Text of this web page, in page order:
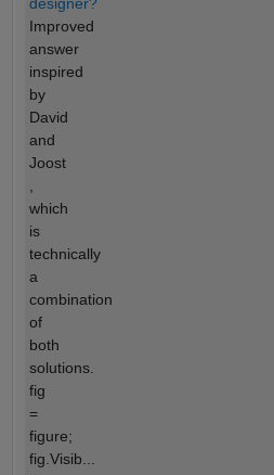
Improved
answer
inspired
by
David
and
Joost
which
is
technically
a
combination
of
both
solutions.
fig
=
figure;
fig.Visib...